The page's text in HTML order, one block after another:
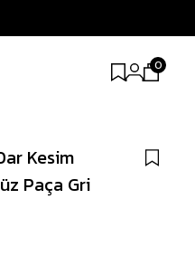
0
Kesim
Paça Gri